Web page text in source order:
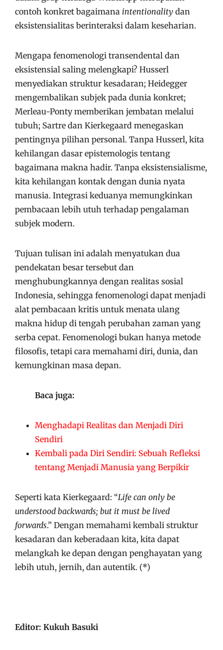
contoh konkret bagaimana intentionality dan
eksistensialitas berinteraksi dalam keseharian.
Mengapa fenomenologi transendental dan
eksistensial saling melengkapi? Husserl
menyediakan struktur kesadaran; Heidegger
mengembalikan subjek pada dunia konkret;
Merleau-Ponty memberikan jembatan melalui
tubuh; Sartre dan Kierkegaard menegaskan
pentingnya pilihan personal. Tanpa Husserl, kita
kehilangan dasar epistemologis tentang
bagaimana makna hadir. Tanpa eksistensialisme,
kita kehilangan kontak dengan dunia nyata
manusia. Integrasi keduanya memungkinkan
pembacaan lebih utuh terhadap pengalaman
subjek modern.
Tujuan tulisan ini adalah menyatukan dua
pendekatan besar tersebut dan
menghubungkannya dengan realitas sosial
Indonesia, sehingga fenomenologi dapat menjadi
alat pembacaan kritis untuk menata ulang
makna hidup di tengah perubahan zaman yang
serba cepat. Fenomenologi bukan hanya metode
filosofis, tetapi cara memahami diri, dunia, dan
kemungkinan masa depan.
Baca juga:
Menghadapi Realitas dan Menjadi Diri
Sendiri
Kembali pada Diri Sendiri: Sebuah Refleksi
tentang Menjadi Manusia yang Berpikir
Seperti kata Kierkegaard: “Life can only be
understood backwards; but it must be lived
forwards.” Dengan memahami kembali struktur
kesadaran dan keberadaan kita, kita dapat
melangkah ke depan dengan penghayatan yang
lebih utuh, jernih, dan autentik. (*)
Editor: Kukuh Basuki